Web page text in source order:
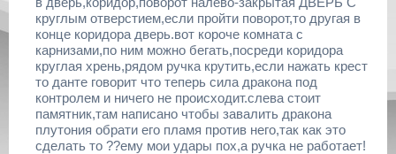
круглым отверстием,если пройти поворот,то другая в
конце коридора дверь.вот короче комната с
карнизами,по ним можно бегать,посреди коридора
круглая хрень,рядом ручка крутить,если нажать крест
то данте говорит что теперь сила дракона под
контролем и ничего не происходит.слева стоит
памятник,там написано чтобы завалить дракона
плутония обрати его пламя против него,так как это
сделать то ??ему мои удары пох,а ручка не работает!